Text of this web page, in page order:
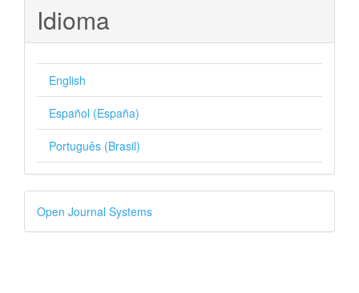
Idioma
English
Español (España)
Português (Brasil)
Desenvolvido
por
Open Journal Systems